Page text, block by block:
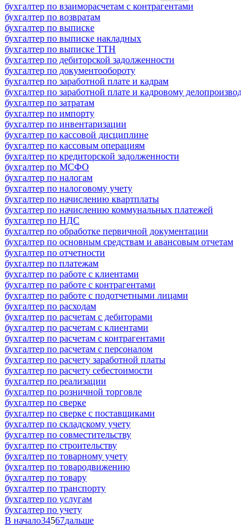
бухгалтер по взаиморасчетам с контрагентами
бухгалтер по возвратам
бухгалтер по выписке
бухгалтер по выписке накладных
бухгалтер по выписке ТТН
бухгалтер по дебиторской задолженности
бухгалтер по документообороту
бухгалтер по заработной плате и кадрам
бухгалтер по заработной плате и кадровому
бухгалтер по затратам
бухгалтер по импорту
бухгалтер по инвентаризации
бухгалтер по кассовой дисциплине
бухгалтер по кассовым операциям
бухгалтер по кредиторской задолженности
бухгалтер по МСФО
бухгалтер по налогам
бухгалтер по налоговому учету
бухгалтер по начислению квартплаты
бухгалтер по начислению коммунальных платежей
бухгалтер по НДС
бухгалтер по обработке первичной документации
бухгалтер по основным средствам и авансовым отчетам
бухгалтер по отчетности
бухгалтер по платежам
бухгалтер по работе с клиентами
бухгалтер по работе с контрагентами
бухгалтер по работе с подотчетными лицами
бухгалтер по расходам
бухгалтер по расчетам с дебиторами
бухгалтер по расчетам с клиентами
бухгалтер по расчетам с контрагентами
бухгалтер по расчетам с персоналом
бухгалтер по расчету заработной платы
бухгалтер по расчету себестоимости
бухгалтер по реализации
бухгалтер по розничной торговле
бухгалтер по сверке
бухгалтер по сверке с поставщиками
бухгалтер по складскому учету
бухгалтер по совместительству
бухгалтер по строительству
бухгалтер по товарному учету
бухгалтер по товародвижению
бухгалтер по товару
бухгалтер по транспорту
бухгалтер по услугам
бухгалтер по учету
В начало34567дальше